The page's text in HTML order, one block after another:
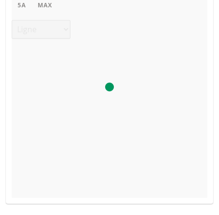
5A MAX
COURS DU SOUS-JACENT ATTENDU QUANTITÉ
BROCHURE